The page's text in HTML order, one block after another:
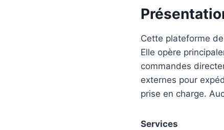
Cette plateforme
Elle opère
commandes
externes pour
prise en charge.
Services